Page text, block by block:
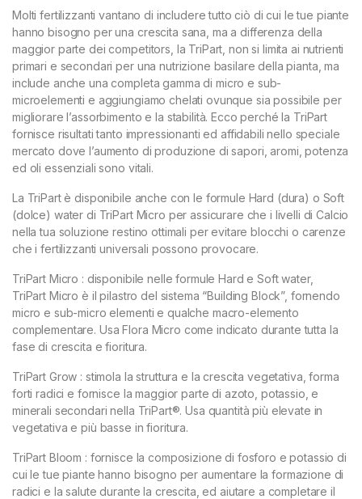
Molti fertilizzanti vantano di includere tutto ciò di cui le tue piante
hanno bisogno per una crescita sana, ma a differenza della
maggior parte dei competitors, la TriPart, non si limita ai nutrienti
primari e secondari per una nutrizione basilare della pianta, ma
include anche una completa gamma di micro e sub-
microelementi e aggiungiamo chelati ovunque sia possibile per
migliorare l’assorbimento e la stabilità. Ecco perché la TriPart
fornisce risultati tanto impressionanti ed affidabili nello speciale
mercato dove l’aumento di produzione di sapori, aromi, potenza
ed oli essenziali sono vitali.
La TriPart è disponibile anche con le formule Hard (dura) o Soft
(dolce) water di TriPart Micro per assicurare che i livelli di Calcio
nella tua soluzione restino ottimali per evitare blocchi o carenze
che i fertilizzanti universali possono provocare.
TriPart Micro : disponibile nelle formule Hard e Soft water,
TriPart Micro è il pilastro del sistema “Building Block”, fornendo
micro e sub-micro elementi e qualche macro-elemento
complementare. Usa Flora Micro come indicato durante tutta la
fase di crescita e fioritura.
TriPart Grow : stimola la struttura e la crescita vegetativa, forma
forti radici e fornisce la maggior parte di azoto, potassio, e
minerali secondari nella TriPart®. Usa quantità più elevate in
vegetativa e più basse in fioritura.
TriPart Bloom : fornisce la composizione di fosforo e potassio di
cui le tue piante hanno bisogno per aumentare la formazione di
radici e la salute durante la crescita, ed aiutare a completare il